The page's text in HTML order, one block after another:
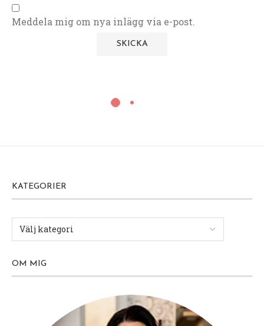
Meddela mig om nya inlägg via e-post.
KATEGORIER
OM MIG